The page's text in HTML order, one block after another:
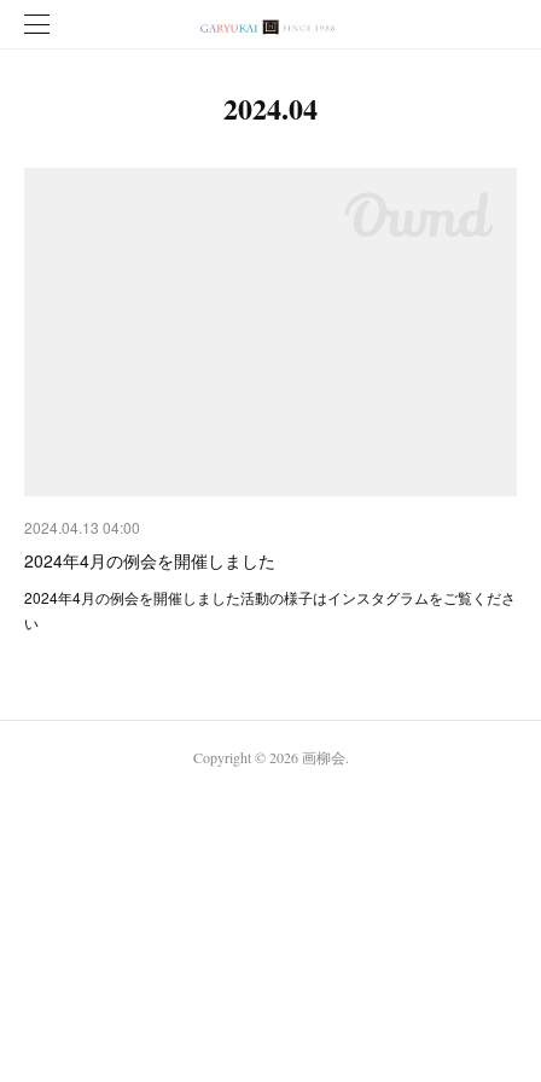
2024.04
2024.04.13 04:00
2024年4月の例会を開催しました
2024年4月の例会を開催しました活動の様子はインスタグラムをご覧くださ
い
Copyright ©2026 画柳会.